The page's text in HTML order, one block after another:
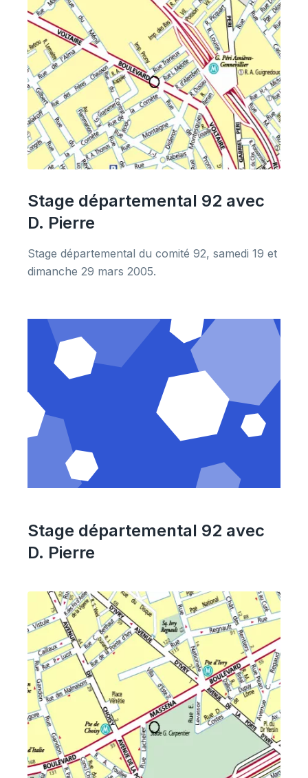
Stage départemental 92 avec
D. Pierre
Stage départemental du comité 92, samedi 19 et
dimanche 29 mars 2005.
Stage départemental 92 avec
D. Pierre